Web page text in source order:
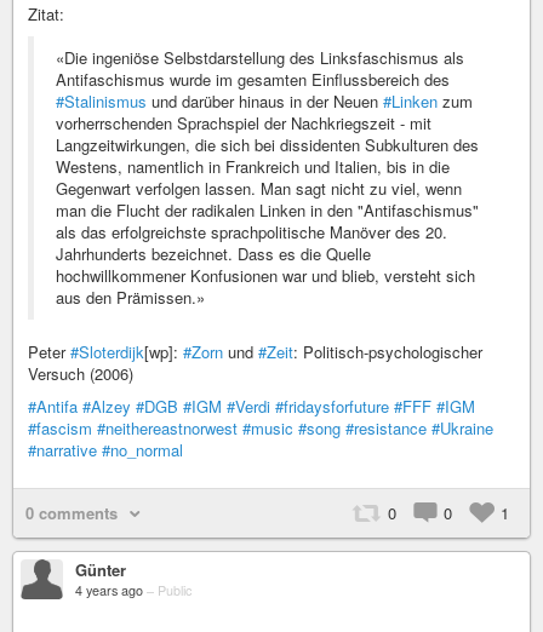
Zitat:
«Die ingeniöse Selbstdarstellung des Linksfaschismus als
Antifaschismus wurde im gesamten Einflussbereich des
#Stalinismus und darüber hinaus in der Neuen #Linken zum
vorherrschenden Sprachspiel der Nachkriegszeit - mit
Langzeitwirkungen, die sich bei dissidenten Subkulturen des
Westens, namentlich in Frankreich und Italien, bis in die
Gegenwart verfolgen lassen. Man sagt nicht zu viel, wenn
man die Flucht der radikalen Linken in den "Antifaschismus"
als das erfolgreichste sprachpolitische Manöver des 20.
Jahrhunderts bezeichnet. Dass es die Quelle
hochwillkommener Konfusionen war und blieb, versteht sich
aus den Prämissen.»
Peter#Sloterdijk[wp]: #Zorn und #Zeit: Politisch-psychologischer
Versuch (2006)
#Antifa #Alzey #DGB #IGM #Verdi #fridaysforfuture #FFF #IGM
#fascism #neithereastnorwest #music #song #resistance #Ukraine
#narrative #no_normal
0 comments 0 0 1
Günter
4 years ago – Public